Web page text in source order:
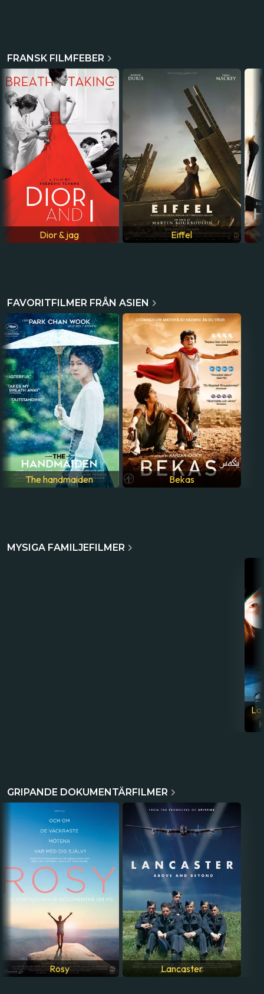
FRANSK FILMFEBER
Dior & jag Eiffel
FAVORITFILMER FRÅN ASIEN
The handmaiden Bekas
MYSIGA FAMILJEFILMER
Nelly Rapp - Monsteragent
GRIPANDE DOKUMENTÄRFILMER
Rosy Lancaster